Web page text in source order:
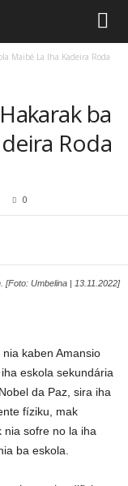
Maibé La Iha Kadeira Roda
ba
Roda
0
[Foto: Umbelina | 13.11.2022]
kaben Amansio
eskola sekundária
da Paz, sira iha
fíziku, mak
nia sofre no la iha
ba eskola.